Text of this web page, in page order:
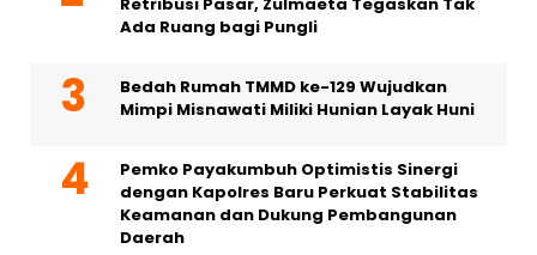
Retribusi Pasar, Zulmaeta Tegaskan Tak
Ada Ruang bagi Pungli
Bedah Rumah TMMD ke-129 Wujudkan
Mimpi Misnawati Miliki Hunian Layak Huni
Pemko Payakumbuh Optimistis Sinergi
dengan Kapolres Baru Perkuat Stabilitas
Keamanan dan Dukung Pembangunan
Daerah